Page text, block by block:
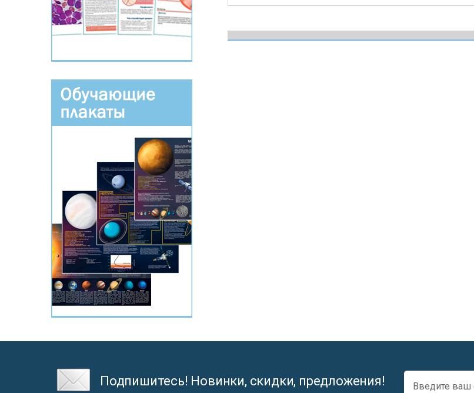
Подпишитесь! Новинки, скидки, предложения!